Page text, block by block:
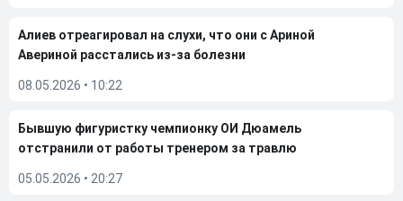
Алиев отреагировал на слухи, что они с Ариной
Авериной расстались из-за болезни
08.05.2026 • 10:22
Бывшую фигуристку чемпионку ОИ Дюамель
отстранили от работы тренером за травлю
05.05.2026 • 20:27